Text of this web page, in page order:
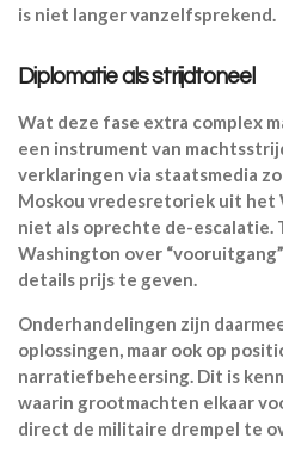
is niet langer vanzelfsprekend.
Diplomatie als strijdtoneel
Wat deze fase extra complex
een instrument van
verklaringen via staatsmedia
Moskou vredesretoriek uit het
niet als oprechte de-escalatie.
Washington over
details prijs te geven.
Onderhandelingen zijn
oplossingen, maar ook op
narratiefbeheersing. Dit is
waarin grootmachten elkaar
direct de militaire drempel te